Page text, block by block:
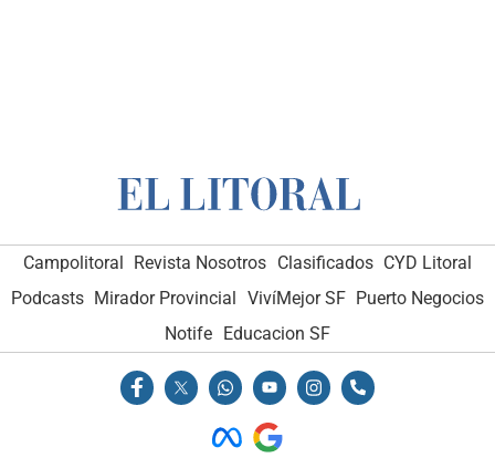
Campolitoral Revista Nosotros Clasificados CYD Litoral
Podcasts Mirador Provincial VivíMejor SF Puerto Negocios
Notife
Educacion SF